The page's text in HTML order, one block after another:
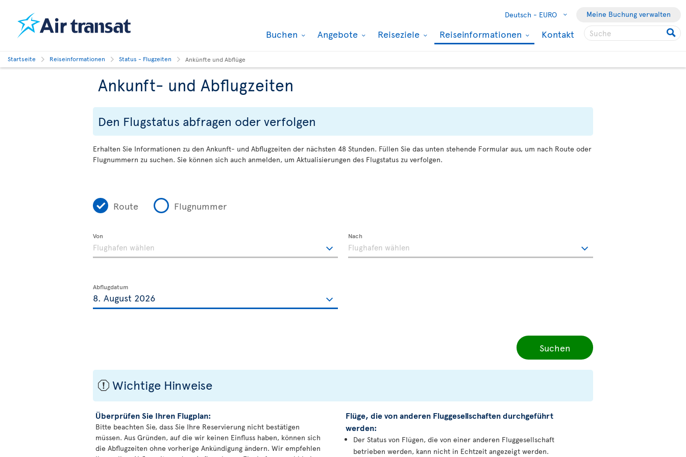
Deutsch - EURO Meine Buchung verwalten
Buchen Angebote Reiseziele Reiseinformationen Kontakt
Startseite Reiseinformationen Status - Flugzeiten Ankünfte und Abflüge
Ankunft- und Abflugzeiten
Den Flugstatus abfragen oder verfolgen
Erhalten Sie Informationen zu den Ankunft- und Abflugzeiten der nächsten 48 Stunden. Füllen Sie das unten stehende Formular aus, um nach Route oder
Flugnummern zu suchen. Sie können sich auch anmelden, um Aktualisierungen des Flugstatus zu verfolgen.
Route Flugnummer
Von Nach
Abflugdatum
Suchen
ü Wichtige Hinweise
Überprüfen Sie Ihren Flugplan:
Bitte beachten Sie, dass Sie Ihre Reservierung nicht bestätigen
müssen. Aus Gründen, auf die wir keinen Einfluss haben, können sich
die Abflugzeiten ohne vorherige Ankündigung ändern. Wir empfehlen
Flüge, die von anderen Fluggesellschaften durchgeführt
werden:
Der Status von Flügen, die von einer anderen Fluggesellschaft
betrieben werden, kann nicht in Echtzeit angezeigt werden.